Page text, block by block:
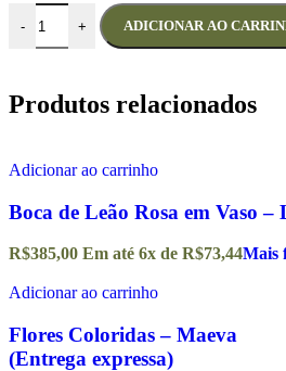
- + ADICIONAR AO
Produtos relacionados
Adicionar ao carrinho
Boca de Leão Rosa em Vaso –
R$385,00 Em até 6x de R$73,44Mais
Adicionar ao carrinho
Flores Coloridas – Maeva
(Entrega expressa)